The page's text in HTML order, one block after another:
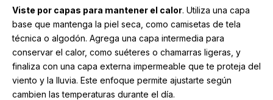
Viste por capas para mantener el calor. Utiliza una capa
base que mantenga la piel seca, como camisetas de tela
técnica o algodón. Agrega una capa intermedia para
conservar el calor, como suéteres o chamarras ligeras, y
finaliza con una capa externa impermeable que te proteja del
viento y la lluvia. Este enfoque permite ajustarte según
cambien las temperaturas durante el día.